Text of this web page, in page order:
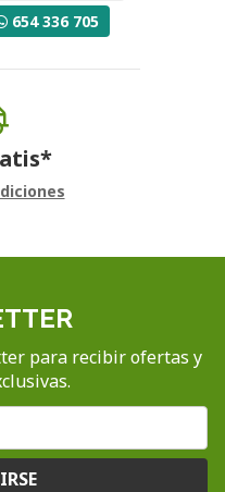
654 336 705
para recibir ofertas y